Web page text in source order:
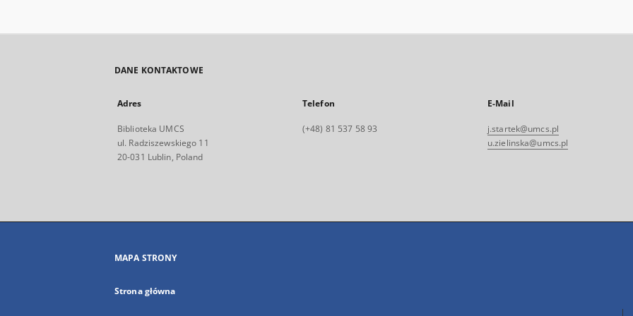
DANE KONTAKTOWE
Adres
Biblioteka UMCS
ul. Radziszewskiego 11
20-031 Lublin, Poland
Telefon
(+48) 81 537 58 93
E-Mail
j.startek@umcs.pl
u.zielinska@umcs.pl
MAPA STRONY
Strona główna